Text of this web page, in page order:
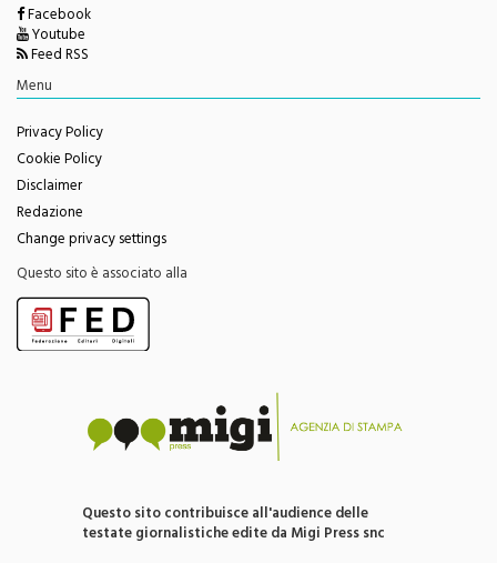
Twitter
Facebook
Youtube
Feed RSS
Privacy Policy
Cookie Policy
Disclaimer
Redazione
Change privacy settings
Questo sito è associato alla
Questo sito contribuisce all'audience delle